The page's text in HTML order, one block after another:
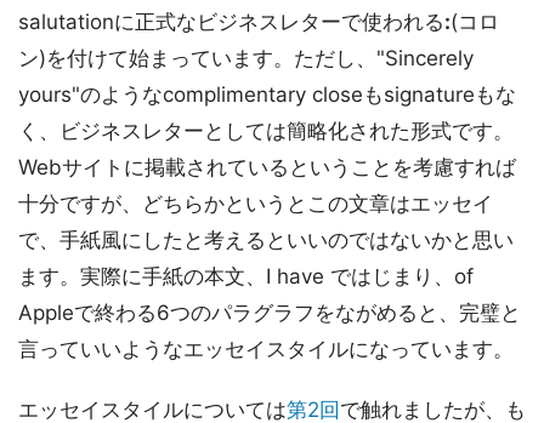
salutationに正式なビジネスレターで使われる:(コロ
ン)を付けて始まっています。ただし、"Sincerely
yours"のようなcomplimentary closeもsignatureもな
く、ビジネスレターとしては簡略化された形式です。
Webサイトに掲載されているということを考慮すれば
十分ですが、どちらかというとこの文章はエッセイ
で、手紙風にしたと考えるといいのではないかと思い
ます。実際に手紙の本文、I have ではじまり、of
Appleで終わる6つのパラグラフをながめると、完璧と
言っていいようなエッセイスタイルになっています。
エッセイスタイルについては第2回 で触れましたが、も